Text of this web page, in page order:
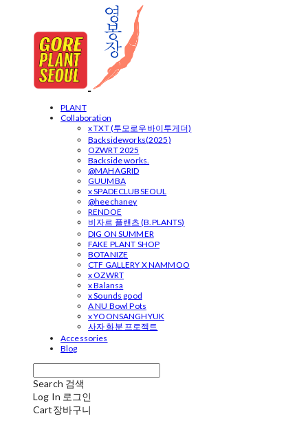
PLANT
Collaboration
x TXT (투모로우바이투게더)
Backsideworks(2025)
OZWRT 2025
Backside works.
@MAHAGRID
GUUMBA
x SPADECLUBSEOUL
@heechaney
RENDOE
비자르 플랜츠 (B.PLANTS)
DIG ON SUMMER
FAKE PLANT SHOP
BOTANIZE
CTF GALLERY X NAMMOO
x OZWRT
x Balansa
x Sounds good
A NU Bowl Pots
x YOONSANGHYUK
사자 화분 프로젝트
Accessories
Blog
Search 검색
Log In 로그인
Cart장바구니